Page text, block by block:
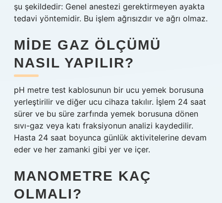
şu şekildedir: Genel anestezi gerektirmeyen ayakta
tedavi yöntemidir. Bu işlem ağrısızdır ve ağrı olmaz.
MIDE GAZ ÖLÇÜMÜ
NASIL YAPILIR?
pH metre test kablosunun bir ucu yemek borusuna
yerleştirilir ve diğer ucu cihaza takılır. İşlem 24 saat
sürer ve bu süre zarfında yemek borusuna dönen
sıvı-gaz ​​veya katı fraksiyonun analizi kaydedilir.
Hasta 24 saat boyunca günlük aktivitelerine devam
eder ve her zamanki gibi yer ve içer.
MANOMETRE KAÇ
OLMALI?